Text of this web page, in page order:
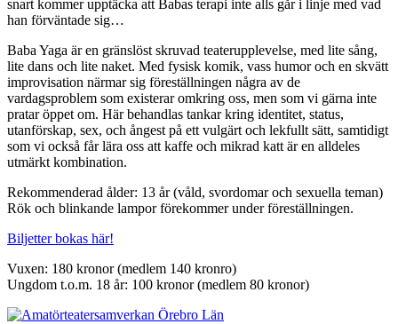
snart kommer upptäcka att Babas terapi inte alls går i linje med vad
han förväntade sig…
Baba Yaga är en gränslöst skruvad teaterupplevelse, med lite sång,
lite dans och lite naket. Med fysisk komik, vass humor och en skvätt
improvisation närmar sig föreställningen några av de
vardagsproblem som existerar omkring oss, men som vi gärna inte
pratar öppet om. Här behandlas tankar kring identitet, status,
utanförskap, sex, och ångest på ett vulgärt och lekfullt sätt, samtidigt
som vi också får lära oss att kaffe och mikrad katt är en alldeles
utmärkt kombination.
Rekommenderad ålder: 13 år (våld, svordomar och sexuella teman)
Rök och blinkande lampor förekommer under föreställningen.
Biljetter bokas här!
Vuxen: 180 kronor (medlem 140 kronro)
Ungdom t.o.m. 18 år: 100 kronor (medlem 80 kronor)